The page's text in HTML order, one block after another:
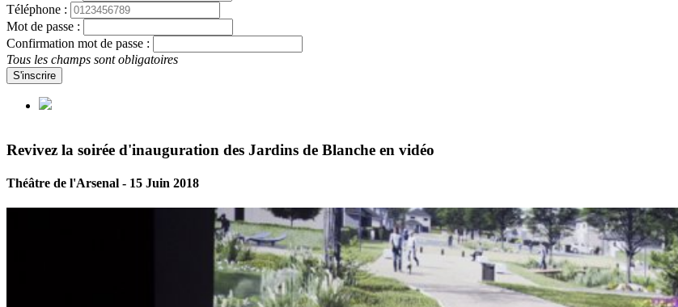
Téléphone :
Mot de passe :
Confirmation mot de passe :
Tous les champs sont obligatoires
S'inscrire
Revivez la soirée d'inauguration des Jardins de Blanche en vidéo
Théâtre de l'Arsenal - 15 Juin 2018